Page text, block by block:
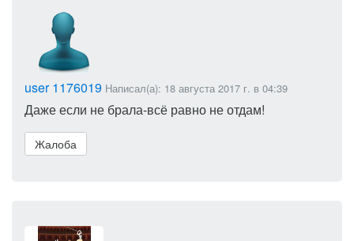
user 1176019 Написал(а): 18 августа 2017 г. в 04:39
Даже если не брала-всё равно не отдам!
Жалоба